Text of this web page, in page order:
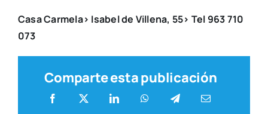
Casa Car­me­la> Isa­bel de Ville­na, 55> Tel 963 710
073
Comparte esta publicación